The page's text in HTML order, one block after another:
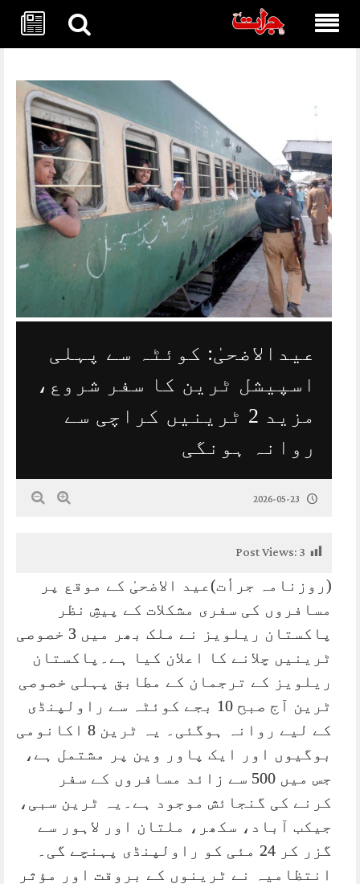
عیدالاضحیٰ: کوئٹہ سے پہلی
اسپیشل ٹرین کا سفر شروع،
مزید 2 ٹرینیں کراچی سے
روانہ ہونگی
2026-05-23
Post Views:3
(روزنامہ جرأت)عید الاضحیٰ کے موقع پر
مسافروں کی سفری مشکلات کے پیشِ نظر
پاکستان ریلویز نے ملک بھر میں 3 خصوصی
ٹرینیں چلانے کا اعلان کیا ہے۔پاکستان
ریلویز کے ترجمان کے مطابق پہلی خصوصی
ٹرین آج صبح 10 بجے کوئٹہ سے راولپنڈی
کے لیے روانہ ہوگئی۔ یہ ٹرین 8 اکانومی
بوگیوں اور ایک پاور وین پر مشتمل ہے،
جس میں 500 سے زائد مسافروں کے سفر
کرنے کی گنجائش موجود ہے۔یہ ٹرین سبی،
جیکب آباد، سکھر، ملتان اور لاہور سے
گزر کر 24 مئی کو راولپنڈی پہنچے گی۔
انتظامیہ نے ٹرینوں کے بروقت اور مؤثر